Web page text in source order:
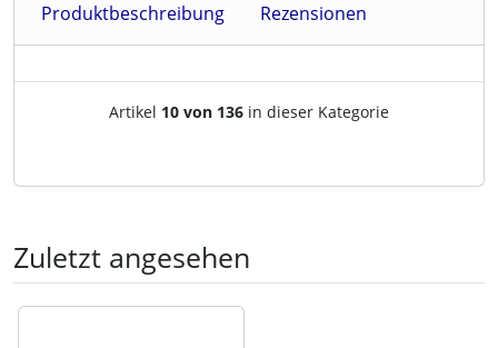
Produktbeschreibung Rezensionen
Artikelnavigation innerhalb
Artikel 10 von 136 in dieser Kategorie
Zuletzt angesehen
Es folgt ein Produktslider - navigieren Sie mit der Tab-